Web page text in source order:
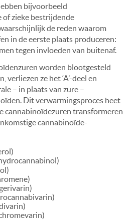
bijvoorbeeld
zieke bestrijdende
de reden waarom
in de eerste plaats produceren:
tegen invloeden van buitenaf.
worden blootgesteld
verliezen ze het ‘A’-deel en
– in plaats van zure –
Dit verwarmingsproces heet
cannabinoïdezuren transformeren
cannabinoïde-